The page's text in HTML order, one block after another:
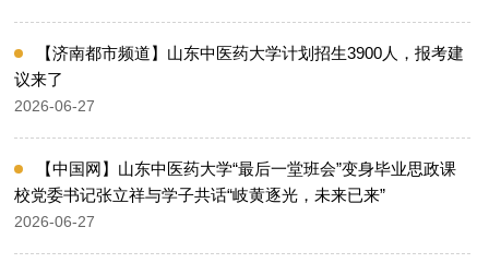
【济南都市频道】山东中医药大学计划招生3900人，报考建
议来了
2026-06-27
【中国网】山东中医药大学“最后一堂班会”变身毕业思政课
校党委书记张立祥与学子共话“岐黄逐光，未来已来”
2026-06-27